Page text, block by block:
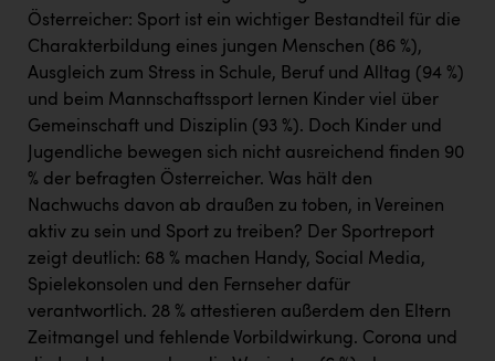
Österreicher: Sport ist ein wichtiger Bestandteil für die
Charakterbildung eines jungen Menschen (86 %),
Ausgleich zum Stress in Schule, Beruf und Alltag (94 %)
und beim Mannschaftssport lernen Kinder viel über
Gemeinschaft und Disziplin (93 %). Doch Kinder und
Jugendliche bewegen sich nicht ausreichend finden 90
% der befragten Österreicher. Was hält den
Nachwuchs davon ab draußen zu toben, in Vereinen
aktiv zu sein und Sport zu treiben? Der Sportreport
zeigt deutlich: 68 % machen Handy, Social Media,
Spielekonsolen und den Fernseher dafür
verantwortlich. 28 % attestieren außerdem den Eltern
Zeitmangel und fehlende Vorbildwirkung. Corona und